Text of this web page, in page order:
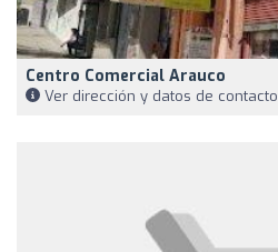
Centro Comercial Arauco
Ver dirección y datos de contacto